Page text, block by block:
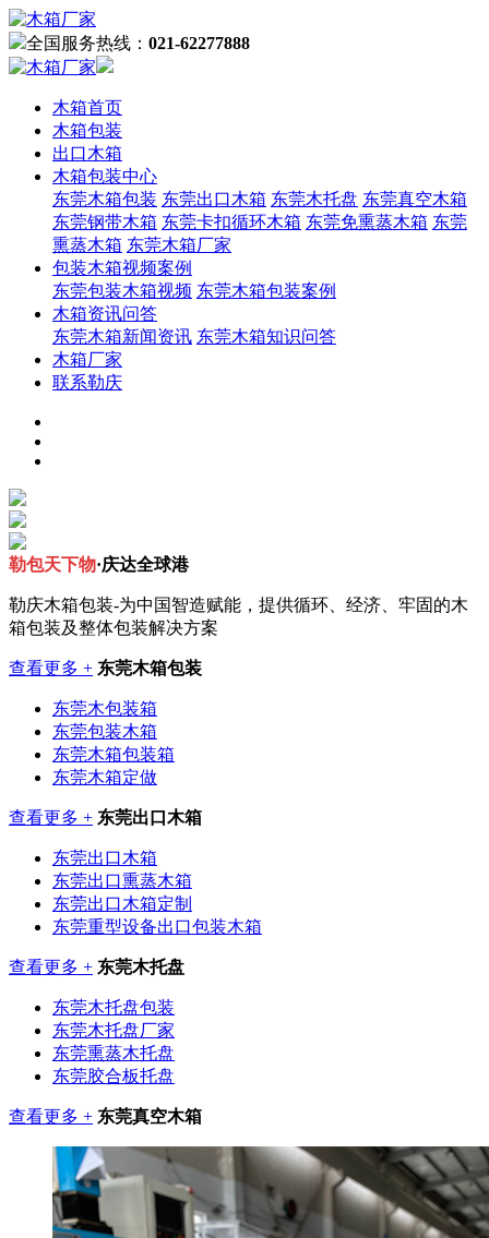
全国服务热线： 021-62277888
木箱首页
木箱包装
出口木箱
木箱包装中心
东莞木箱包装 东莞出口木箱 东莞木托盘 东莞真空木箱
东莞钢带木箱 东莞卡扣循环木箱 东莞免熏蒸木箱 东莞
熏蒸木箱 东莞木箱厂家
包装木箱视频案例
东莞包装木箱视频 东莞木箱包装案例
木箱资讯问答
东莞木箱新闻资讯 东莞木箱知识问答
木箱厂家
联系勒庆
勒包天下物·庆达全球港
勒庆木箱包装-为中国智造赋能，提供循环、经济、牢固的木
箱包装及整体包装解决方案
查看更多 + 东莞木箱包装
东莞木包装箱
东莞包装木箱
东莞木箱包装箱
东莞木箱定做
查看更多 + 东莞出口木箱
东莞出口木箱
东莞出口熏蒸木箱
东莞出口木箱定制
东莞重型设备出口包装木箱
查看更多 + 东莞木托盘
东莞木托盘包装
东莞木托盘厂家
东莞熏蒸木托盘
东莞胶合板托盘
查看更多 + 东莞真空木箱